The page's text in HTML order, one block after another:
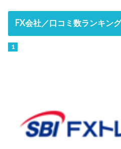
FX会社／口コミ数ランキング